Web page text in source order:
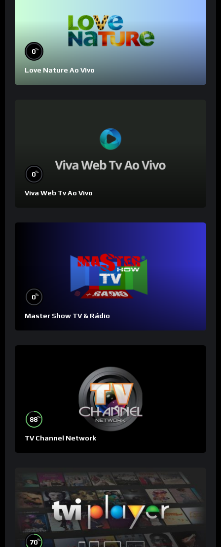
0%
Love Nature Ao Vivo
0%
Viva Web Tv Ao Vivo
0%
Master Show TV & Rádio
88%
TV Channel Network
70%